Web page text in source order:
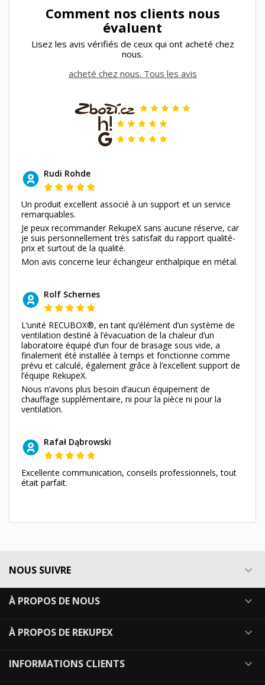
Comment nos clients nous
évaluent
Lisez les avis vérifiés de ceux qui ont acheté chez
nous.
acheté chez nous. Tous les avis
Rudi Rohde
Un produit excellent associé à un support et un service
remarquables.
Je peux recommander RekupeX sans aucune réserve, car
je suis personnellement très satisfait du rapport qualité-
prix et surtout de la qualité.
Mon avis concerne leur échangeur enthalpique en métal.
Rolf Schernes
L’unité RECUBOX®, en tant qu’élément d’un système de
ventilation destiné à l’évacuation de la chaleur d’un
laboratoire équipé d’un four de brasage sous vide, a
finalement été installée à temps et fonctionne comme
prévu et calculé, également grâce à l’excellent support de
l’équipe RekupeX.
Nous n’avons plus besoin d’aucun équipement de
chauffage supplémentaire, ni pour la pièce ni pour la
ventilation.
Rafał Dąbrowski
Excellente communication, conseils professionnels, tout
était parfait.
NOUS SUIVRE 
À PROPOS DE NOUS 
À PROPOS DE REKUPEX 
INFORMATIONS CLIENTS 